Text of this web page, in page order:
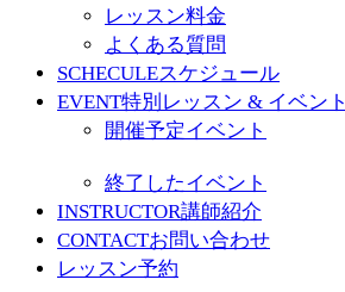
レッスン料金
よくある質問
SCHECULEスケジュール
EVENT特別レッスン & イベント
開催予定イベント
終了したイベント
INSTRUCTOR講師紹介
CONTACTお問い合わせ
レッスン予約